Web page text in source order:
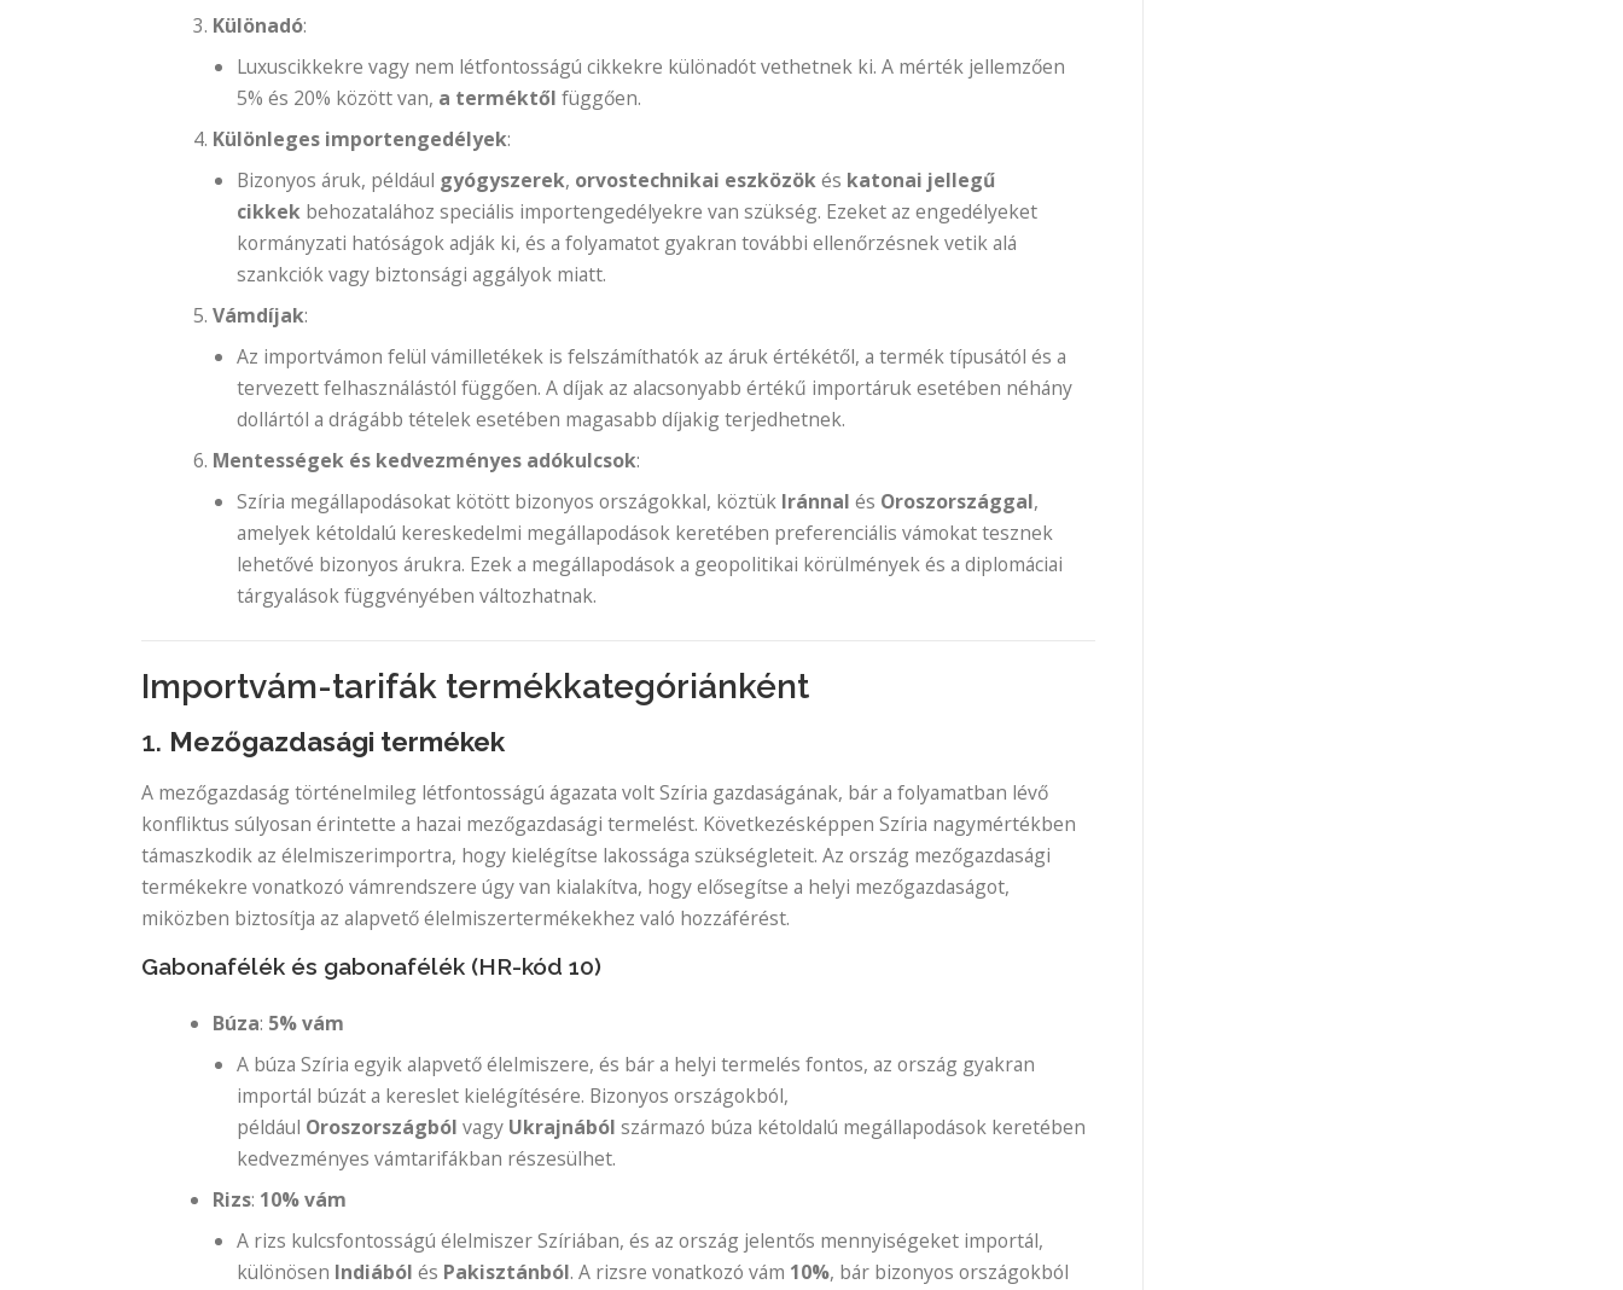
Különadó:
Luxuscikkekre vagy nem létfontosságú cikkekre különadót vethetnek ki. A mérték jellemzően
5% és 20% között van, a terméktől függően.
Különleges importengedélyek:
Bizonyos áruk, például gyógyszerek, orvostechnikai eszközökés katonai jellegű
cikkek behozatalához speciális importengedélyekre van szükség. Ezeket az engedélyeket
kormányzati hatóságok adják ki, és a folyamatot gyakran további ellenőrzésnek vetik alá
szankciók vagy biztonsági aggályok miatt.
Vámdíjak:
Az importvámon felül vámilletékek is felszámíthatók az áruk értékétől, a termék típusától és a
tervezett felhasználástól függően. A díjak az alacsonyabb értékű importáruk esetében néhány
dollártól a drágább tételek esetében magasabb díjakig terjedhetnek.
Mentességek és kedvezményes adókulcsok:
Szíria megállapodásokat kötött bizonyos országokkal, köztük Iránnal és Oroszországgal,
amelyek kétoldalú kereskedelmi megállapodások keretében preferenciális vámokat tesznek
lehetővé bizonyos árukra. Ezek a megállapodások a geopolitikai körülmények és a diplomáciai
tárgyalások függvényében változhatnak.
Importvám-tarifák termékkategóriánként
1. Mezőgazdasági termékek
A mezőgazdaság történelmileg létfontosságú ágazata volt Szíria gazdaságának, bár a folyamatban lévő
konfliktus súlyosan érintette a hazai mezőgazdasági termelést. Következésképpen Szíria nagymértékben
támaszkodik az élelmiszerimportra, hogy kielégítse lakossága szükségleteit. Az ország mezőgazdasági
termékekre vonatkozó vámrendszere úgy van kialakítva, hogy elősegítse a helyi mezőgazdaságot,
miközben biztosítja az alapvető élelmiszertermékekhez való hozzáférést.
Gabonafélék és gabonafélék (HR-kód 10)
Búza: 5% vám
A búza Szíria egyik alapvető élelmiszere, és bár a helyi termelés fontos, az ország gyakran
importál búzát a kereslet kielégítésére. Bizonyos országokból,
például Oroszországból vagy Ukrajnából származó búza kétoldalú megállapodások keretében
kedvezményes vámtarifákban részesülhet.
Rizs: 10% vám
A rizs kulcsfontosságú élelmiszer Szíriában, és az ország jelentős mennyiségeket importál,
különösen Indiából és Pakisztánból. A rizsre vonatkozó vám 10%, bár bizonyos országokból